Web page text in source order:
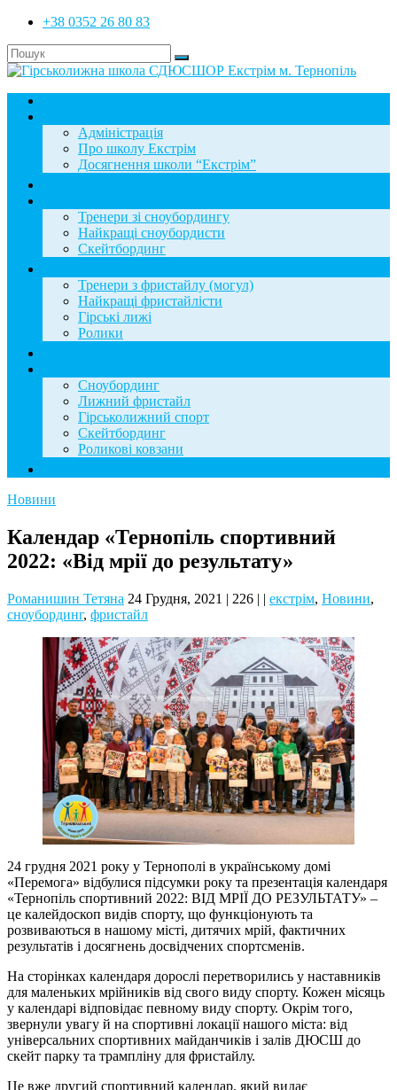
+38 0352 26 80 83
Адміністрація
Про школу Екстрім
Досягнення школи “Екстрім”
Тренери зі сноубордингу
Найкращі сноубордисти
Скейтбординг
Тренери з фристайлу (могул)
Найкращі фристайлісти
Гірські лижі
Ролики
Сноубординг
Лижний фристайл
Гірськолижний спорт
Скейтбординг
Роликові ковзани
Новини
Календар «Тернопіль спортивний
2022: «Від мрії до результату»
Романишин Тетяна 24 Грудня, 2021 | 226 | | екстрім, Новини,
сноубординг, фристайл
24 грудня 2021 року у Тернополі в українському домі
«Перемога» відбулися підсумки року та презентація календаря
«Тернопіль спортивний 2022: ВІД МРІЇ ДО РЕЗУЛЬТАТУ» –
це калейдоскоп видів спорту, що функціонують та
розвиваються в нашому місті, дитячих мрій, фактичних
результатів і досягнень досвідчених спортсменів.
На сторінках календаря дорослі перетворились у наставників
для маленьких мрійників від свого виду спорту. Кожен місяць
у календарі відповідає певному виду спорту. Окрім того,
звернули увагу й на спортивні локації нашого міста: від
універсальних спортивних майданчиків і залів ДЮСШ до
скейт парку та трампліну для фристайлу.
Це вже другий спортивний календар, який видає